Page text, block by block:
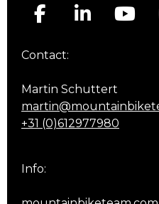
Contact:
Martin Schuttert
+31 (0)612977980
Info: